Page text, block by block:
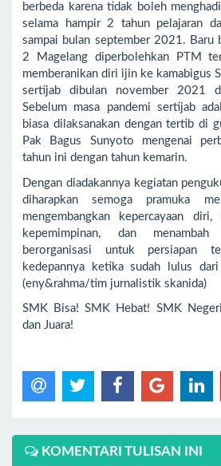
berbeda karena tidak boleh
selama hampir 2 tahun pelajaran
sampai bulan september 2021. Baru
2 Magelang diperbolehkan PTM
memberanikan diri ijin ke kamabigus
sertijab dibulan november 2021
Sebelum masa pandemi sertijab
biasa dilaksanakan dengan tertib di
Pak Bagus Sunyoto mengenai
tahun ini dengan tahun kemarin.
Dengan diadakannya kegiatan
diharapkan semoga pramuka
mengembangkan kepercayaan
kepemimpinan, dan menambah
berorganisasi untuk persiapan
kedepannya ketika sudah lulus
(eny&rahma/tim jurnalistik skanida)
SMK Bisa! SMK Hebat! SMK
dan Juara!
KOMENTARI TULISAN INI